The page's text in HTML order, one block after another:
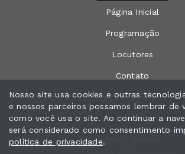
Página Inicial
Programação
Locutores
Contato
Peça sua música
Chat
Nosso site usa cookies e outras
e nossos parceiros possamos lembrar de
como você usa o site. Ao continuar a
será considerado como consentimento
política de privacidade.